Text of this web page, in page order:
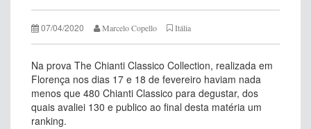
07/04/2020 Marcelo Copello Itália
Na prova The Chianti Classico Collection, realizada em
Florença nos dias 17 e 18 de fevereiro haviam nada
menos que 480 Chianti Classico para degustar, dos
quais avaliei 130 e publico ao final desta matéria um
ranking.